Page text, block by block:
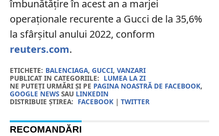
îmbunătățire în acest an a marjei
operaționale recurente a Gucci de la 35,6%
la sfârșitul anului 2022, conform
reuters.com.
ETICHETE: BALENCIAGA, GUCCI, VANZARI
PUBLICAT IN CATEGORIILE: LUMEA LA ZI
NE PUTEȚI URMĂRI ȘI PE PAGINA NOASTRĂ DE FACEBOOK,
GOOGLE NEWSSAU LINKEDIN
DISTRIBUIE ȘTIREA: FACEBOOK| TWITTER
RECOMANDĂRI